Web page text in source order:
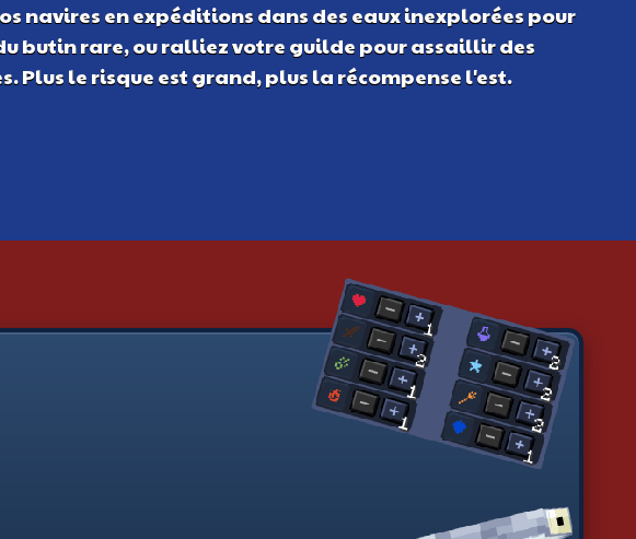
navires en expéditions dans des eaux inexplorées pour
butin rare, ou ralliez votre guilde pour assaillir des
Plus le risque est grand, plus la récompense l'est.